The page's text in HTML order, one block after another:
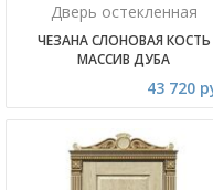
Дверь остекленная
ЧЕЗАНА СЛОНОВАЯ КОСТЬ
МАССИВ ДУБА
43 720